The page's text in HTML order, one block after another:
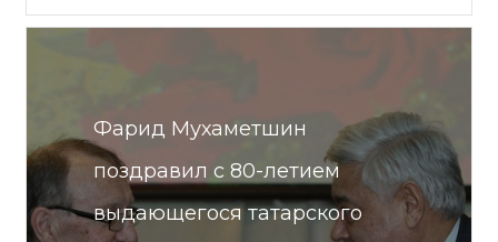
Фарид Мухаметшин
поздравил с 80-летием
выдающегося татарского